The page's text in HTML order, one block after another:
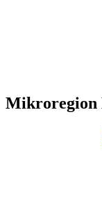
Mikroregion